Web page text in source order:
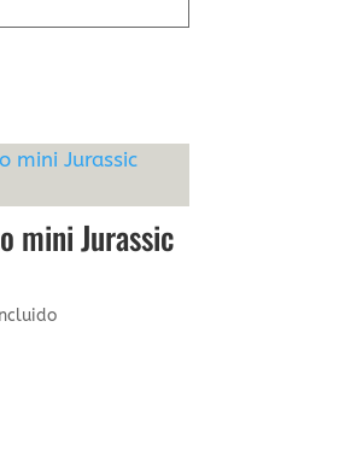
mini Jurassic